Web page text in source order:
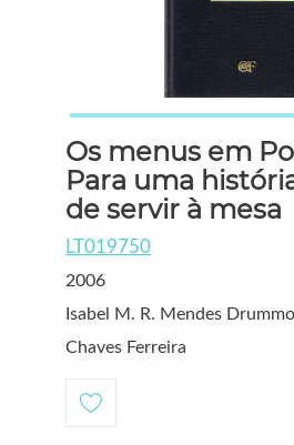
Os menus em
Para uma
de servir à mesa
LT019750
2006
Isabel M. R. Mendes
Chaves Ferreira